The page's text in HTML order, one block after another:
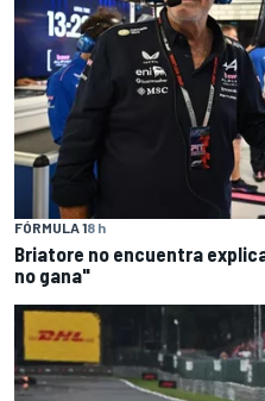
FÓRMULA 18 h
Briatore no encuentra
no gana"